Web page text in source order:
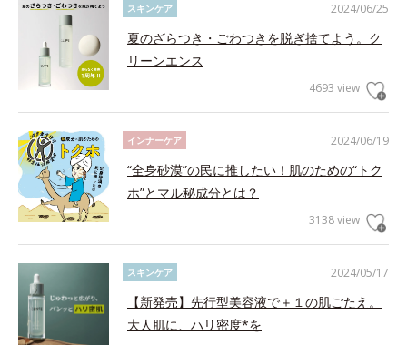
2024/06/25
スキンケア
夏のざらつき・ごわつきを脱ぎ捨てよう。ク
リーンエンス
4693 view
2024/06/19
インナーケア
“全身砂漠”の民に推したい！肌のための“トク
ホ”とマル秘成分とは？
3138 view
2024/05/17
スキンケア
【新発売】先行型美容液で＋１の肌ごたえ。
大人肌に、ハリ密度*を